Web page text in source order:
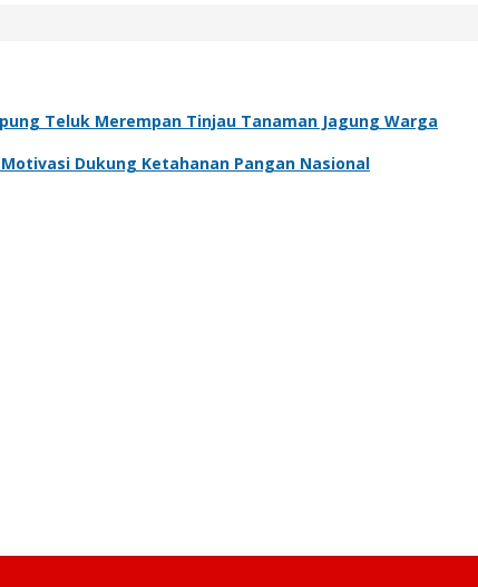
Teluk Merempan Tinjau Tanaman Jagung Warga
Dukung Ketahanan Pangan Nasional